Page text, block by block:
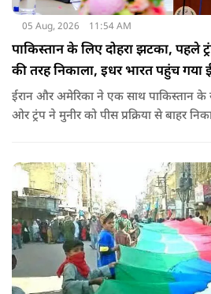
05 Aug, 2026 11:54 AM
पाकिस्तान के लिए दोहरा झटका, पहले
की तरह निकाला, इधर भारत पहुंच गया
ईरान और अमेरिका ने एक साथ पाकिस्तान
ओर ट्रंप ने मुनीर को पीस प्रक्रिया से बाहर